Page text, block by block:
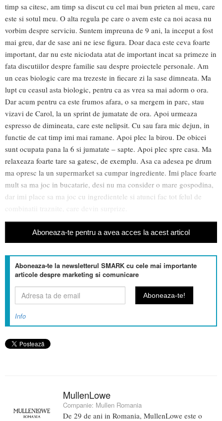
timp sa citesc, am timp sa discut cu cel mai bun prieten al meu, care
este si sotul meu. O alta regula pe care o avem este ca noi acasa nu
vorbim despre serviciu. Suntem impreuna de 9 ani, la inceput a fost
mai greu, dar de sase ani ne iese figura. Doar daca este ceva foarte
important, dar nu este niciodata atat de important incat sa primeze in
fata discutiilor despre familie sau despre proiectele personale. Am
un ceas biologic care ma trezeste in fiecare zi la sase dimneata. Ma
lupt cu ceasul asta biologic, pentru ca as vrea sa mai adorm o ora.
Dar acum pentru ca este frumos afara, o sa mergem in parc, stau
vizavi de Carol, la un sprint de jumatate de ora. Apoi urmeaza
espresso de dimineata, care este nelipsit. Cu sau fara mic dejun, in
functie de cat timp imi mai ramane. Apoi plec la birou. De obicei
sunt ocupata pana la 6 si jumatate – sapte. Apoi plec spre casa. Ma
relaxeaza foarte tare sa gatesc, de exemplu. Asa ca adesea pe drum
ma opresc la un supermarket sa cumpar ingrediente. Imi place foarte
mult sa ma joc in bucatarie, desi nu ma consider o mare gospodina,
dar imi place sa ma joc cu ingredientele si atunci fac tot felul de
combinatii traznite, care devin surprize.
Aboneaza-te pentru a avea acces la acest articol
Aboneaza-te la newsletterul SMARK cu cele mai importante
articole despre marketing si comunicare
Info
MullenLowe
Companie: Mullen Romania
De 29 de ani in Romania, MullenLowe este o